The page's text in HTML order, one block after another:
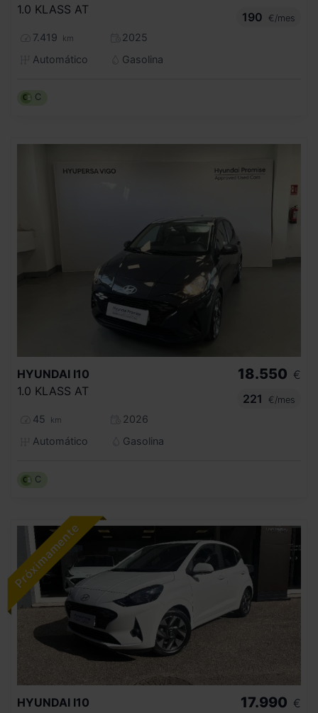
1.0 KLASS AT
7.419 km
2025
Automático
Gasolina
190 €/mes
C
HYUNDAI I10
1.0 KLASS AT
45 km
2026
Automático
Gasolina
18.550 €
221
€/mes
C
HYUNDAI I10
17.990 €